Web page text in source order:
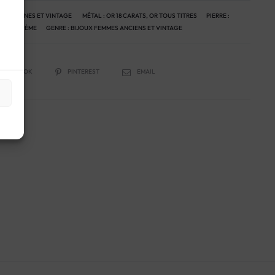
ET VINTAGE MÉTAL :OR 18 CARATS,OR TOUS TITRES
PIERRE :
19ÈME GENRE : BIJOUX FEMMES ANCIENS ET VINTAGE
FACEBOOK PINTEREST EMAIL